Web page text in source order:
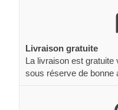
Livraison gratuite
La livraison est gratuite
sous réserve de bonne